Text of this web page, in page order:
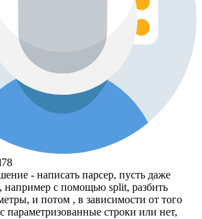
- написать парсер, пусть даже
например с помощью split, разбить
и потом , в зависимости от того
параметризованные строки или нет,